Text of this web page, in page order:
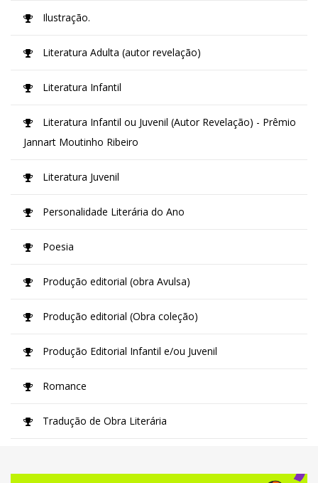
Ilustração.
Literatura Adulta (autor revelação)
Literatura Infantil
Literatura Infantil ou Juvenil (Autor Revelação) - Prêmio
Jannart Moutinho Ribeiro
Literatura Juvenil
Personalidade Literária do Ano
Poesia
Produção editorial (obra Avulsa)
Produção editorial (Obra coleção)
Produção Editorial Infantil e/ou Juvenil
Romance
Tradução de Obra Literária